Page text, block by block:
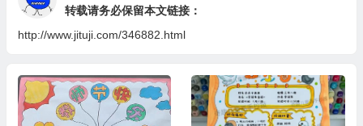
转载请务必保留本文链接：
http://www.jituji.com/346882.html